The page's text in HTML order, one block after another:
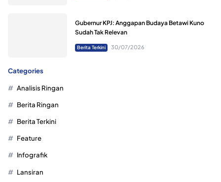
Gubernur KPJ: Anggapan Budaya Betawi Kuno
Sudah Tak Relevan
Berita Terkini 30/07/2026
Categories
Analisis Ringan
Berita Ringan
Berita Terkini
Feature
Infografik
Lansiran